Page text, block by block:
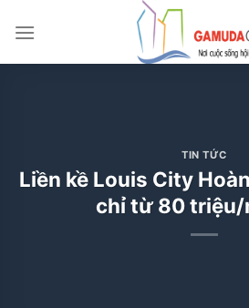
qua
TIN TỨC
Liền kề Louis City
chỉ từ 80 triệu/